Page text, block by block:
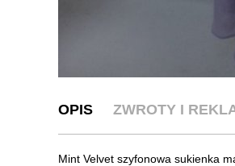
OPIS ZWROTY I
Mint Velvet szyfonowa sukienka